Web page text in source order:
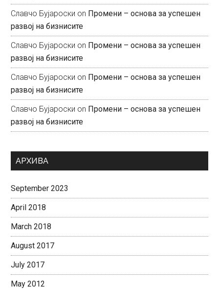
Славчо Бујароски on Промени – основа за успешен
развој на бизнисите
Славчо Бујароски on Промени – основа за успешен
развој на бизнисите
Славчо Бујароски on Промени – основа за успешен
развој на бизнисите
Славчо Бујароски on Промени – основа за успешен
развој на бизнисите
АРХИВА
September 2023
April 2018
March 2018
August 2017
July 2017
May 2012